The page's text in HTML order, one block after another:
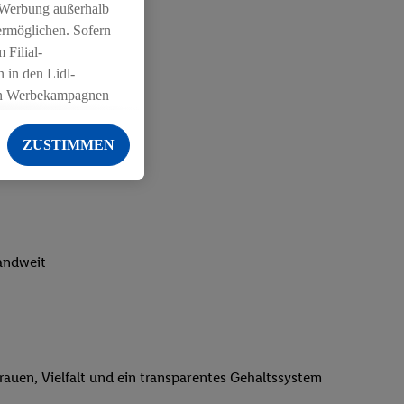
Vielfalt und ein transparentes Gehaltssystem
außerhalb
Sofern
Filial-
in den Lidl-
Diensten
der Lidl-Dienste,
Geschlecht -
Zielgruppen
sowie
ZUSTIMMEN